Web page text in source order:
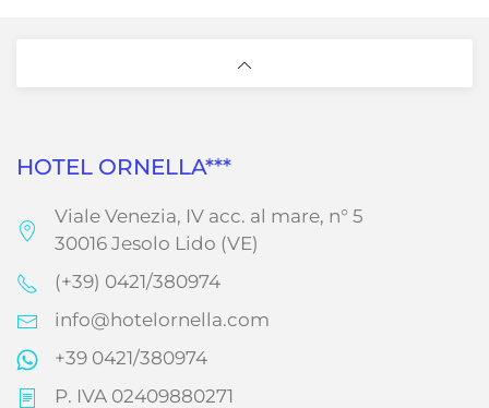
HOTEL ORNELLA***
Viale Venezia, IV acc. al mare, n° 5
30016 Jesolo Lido (VE)
(+39) 0421/380974
info@hotelornella.com
+39 0421/380974
P. IVA 02409880271